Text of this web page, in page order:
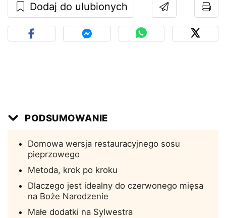
Dodaj do ulubionych
PODSUMOWANIE
Domowa wersja restauracyjnego sosu
pieprzowego
Metoda, krok po kroku
Dlaczego jest idealny do czerwonego mięsa
na Boże Narodzenie
Małe dodatki na Sylwestra